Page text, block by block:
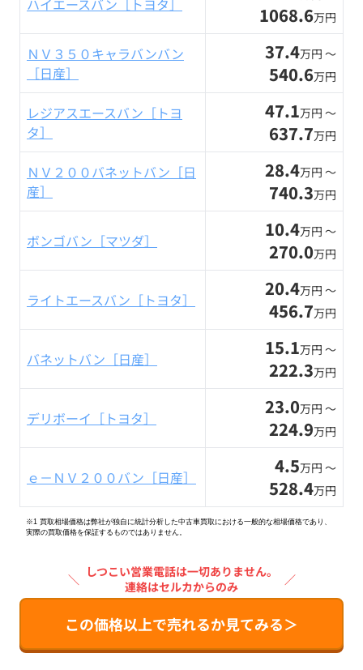
ハイエースバン［トヨタ］ 1068.6万円
ＮＶ３５０キャラバンバン
［日産］
37.4万円 〜
540.6万円
レジアスエースバン［トヨ
タ］
47.1万円 〜
637.7万円
ＮＶ２００バネットバン［日
産］
28.4万円 〜
740.3万円
ボンゴバン［マツダ］ 10.4万円 〜
270.0万円
ライトエースバン［トヨタ］ 20.4万円 〜
456.7万円
バネットバン［日産］ 15.1万円 〜
222.3万円
デリボーイ［トヨタ］ 23.0万円 〜
224.9万円
ｅ－ＮＶ２００バン［日産］ 4.5万円 〜
528.4万円
※1 買取相場価格は弊社が独自に統計分析した中古車買取における一般的な相場価格であり、
実際の買取価格を保証するものではありません。
＼ しつこい営業電話は一切ありません。
連絡はセルカからのみ
／
この価格以上で売れるか見てみる＞